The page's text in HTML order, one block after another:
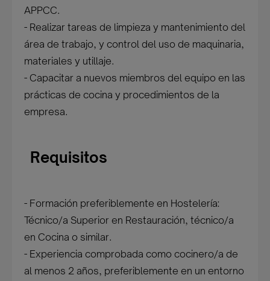
APPCC.
- Realizar tareas de limpieza y mantenimiento del
área de trabajo, y control del uso de maquinaria,
materiales y utillaje.
- Capacitar a nuevos miembros del equipo en las
prácticas de cocina y procedimientos de la
empresa.
Requisitos
- Formación preferiblemente en Hostelería:
Técnico/a Superior en Restauración, técnico/a
en Cocina o similar.
- Experiencia comprobada como cocinero/a de
al menos 2 años, preferiblemente en un entorno